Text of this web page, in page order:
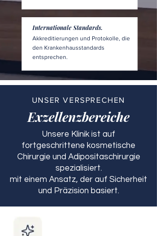
Internationale Standards.
Akkreditierungen und Protokolle, die
den Krankenhausstandards
entsprechen.
UNSER VERSPRECHEN
Exzellenzbereiche
Unsere Klinik ist auf
fortgeschrittene kosmetische
Chirurgie und Adipositaschirurgie
spezialisiert.
mit einem Ansatz, der auf Sicherheit
und Präzision basiert.